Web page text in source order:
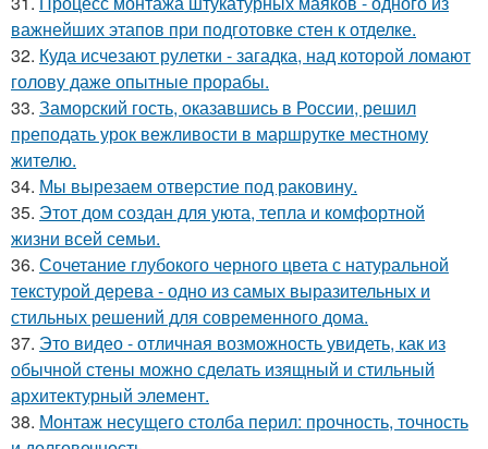
важнейших этапов при подготовке стен к отделке.
32. Куда исчезают рулетки - загадка, над которой ломают
голову даже опытные прорабы.
33. Заморский гость, оказавшись в России, решил
преподать урок вежливости в маршрутке местному
жителю.
34. Мы вырезаем отверстие под раковину.
35. Этот дом создан для уюта, тепла и комфортной
жизни всей семьи.
36. Сочетание глубокого черного цвета с натуральной
текстурой дерева - одно из самых выразительных и
стильных решений для современного дома.
37. Это видео - отличная возможность увидеть, как из
обычной стены можно сделать изящный и стильный
архитектурный элемент.
38. Монтаж несущего столба перил: прочность, точность